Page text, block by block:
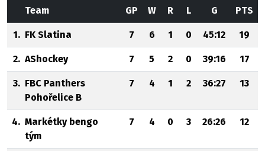
Team GP W R L G PTS
1. FK Slatina 7 6 1 0 45:12 19
2. AShockey 7 5 2 0 39:16 17
3. FBC Panthers
Pohořelice B
7 4 1 2 36:27 13
4. Markétky bengo
tým
7 4 0 3 26:26 12